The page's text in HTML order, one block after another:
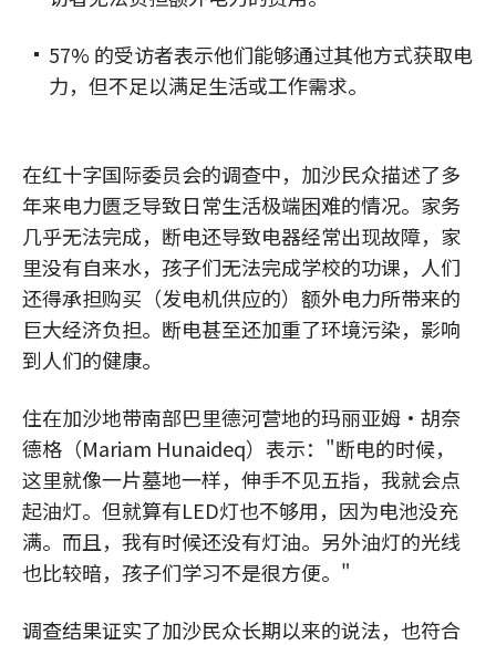
57% 的受访者表示他们能够通过其他方式获取电
力，但不足以满足生活或工作需求。
在红十字国际委员会的调查中，加沙民众描述了多
年来电力匮乏导致日常生活极端困难的情况。家务
几乎无法完成，断电还导致电器经常出现故障，家
里没有自来水，孩子们无法完成学校的功课，人们
还得承担购买（发电机供应的）额外电力所带来的
巨大经济负担。断电甚至还加重了环境污染，影响
到人们的健康。
住在加沙地带南部巴里德河营地的玛丽亚姆·胡奈
德格（Mariam Hunaideq）表示："断电的时候，
这里就像一片墓地一样，伸手不见五指，我就会点
起油灯。但就算有LED灯也不够用，因为电池没充
满。而且，我有时候还没有灯油。另外油灯的光线
也比较暗，孩子们学习不是很方便。"
调查结果证实了加沙民众长期以来的说法，也符合